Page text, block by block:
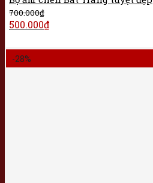
700.000₫
500.000₫
-28%